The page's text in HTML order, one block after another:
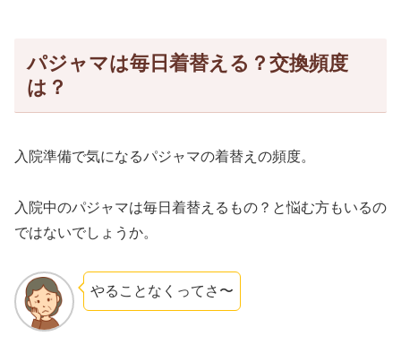
パジャマは毎日着替える？交換頻度
は？
入院準備で気になるパジャマの着替えの頻度。
入院中のパジャマは毎日着替えるもの？と悩む方もいるの
ではないでしょうか。
やることなくってさ〜